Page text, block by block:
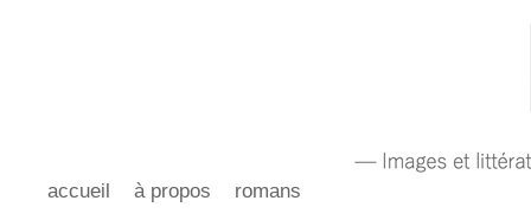
accueil à propos romans